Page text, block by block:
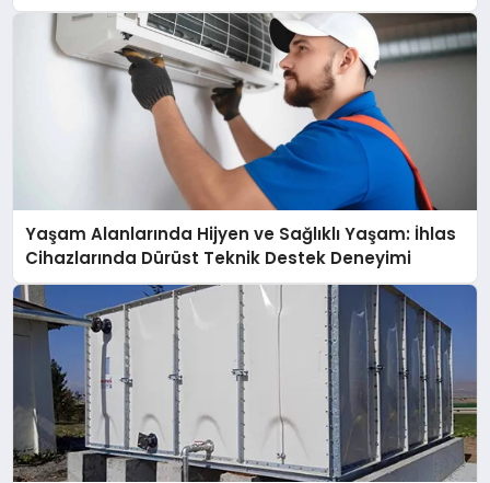
açıklamada şunları kaydetti:
Yaşam Alanlarında Hijyen ve Sağlıklı Yaşam: İhlas
Cihazlarında Dürüst Teknik Destek Deneyimi